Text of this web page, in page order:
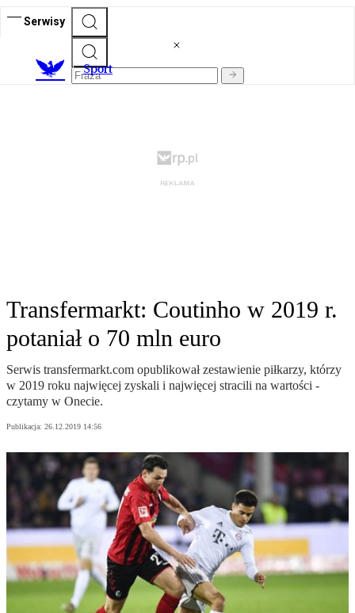
Serwisy
Sport
Transfermarkt: Coutinho w 2019 r.
potaniał o 70 mln euro
Serwis transfermarkt.com opublikował zestawienie piłkarzy, którzy
w 2019 roku najwięcej zyskali i najwięcej stracili na wartości -
czytamy w Onecie.
Publikacja: 26.12.2019 14:56